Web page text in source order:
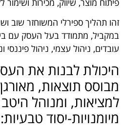
פיתוח מוצר, שיווק, מכירות ושימור
זהו תהליך ספירלי המשוחזר שוב
במקביל, מתמודד בעל העסק עם
עובדים, ניהול עצמי, ניהול
היכולת לבנות את
מבוסס תוצאות,
למציאות, ומנוהל
מיומנויות-יסוד טבעיות: